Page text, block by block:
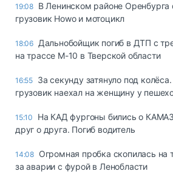
19:08 В Ленинском районе Оренбурга
грузовик Howo и мотоцикл
18:06 Дальнобойщик погиб в ДТП с
на трассе М-10 в Тверской области
16:55 За секунду затянуло под
грузовик наехал на женщину у
15:10
На КАД фургоны бились о
друг о друга. Погиб водитель
14:08 Огромная пробка скопилась на
за аварии с фурой в Ленобласти